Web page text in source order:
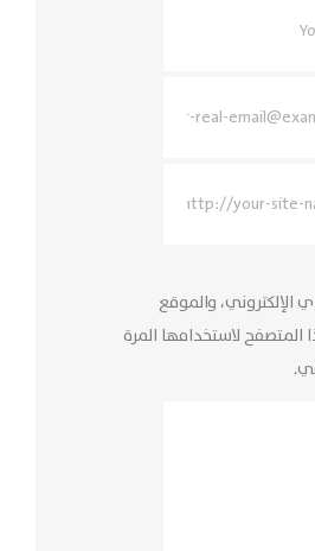
والموقع
المتصفح لاستخدامها المرة